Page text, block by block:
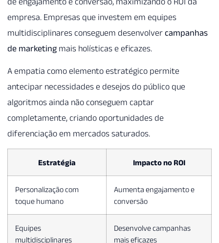
empresa. Empresas que investem em equipes
multidisciplinares conseguem desenvolver campanhas
de marketingmais holísticas e eficazes.
A empatia como elemento estratégico permite
antecipar necessidades e desejos do público que
algoritmos ainda não conseguem captar
completamente, criando oportunidades de
diferenciação em mercados saturados.
Estratégia Impacto no ROI
Personalização com
toque humano
Aumenta engajamento e
conversão
Equipes
multidisciplinares
Desenvolve campanhas
mais eficazes